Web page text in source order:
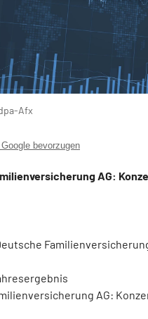
Afx
bevorzugen
AG:
AG: